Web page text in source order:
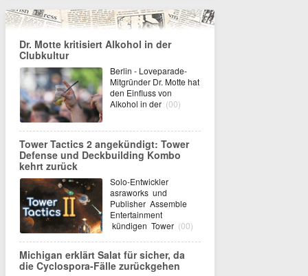
Dr. Motte kritisiert Alkohol in der
Clubkultur
Berlin - Loveparade-
Mitgründer Dr. Motte hat
den Einfluss von
Alkohol in der (00)
Tower Tactics 2 angekündigt: Tower
Defense und Deckbuilding Kombo
kehrt zurück
Solo-Entwickler
asraworks und
Publisher Assemble
Entertainment
kündigen Tower (00)
Michigan erklärt Salat für sicher, da
die Cyclospora-Fälle zurückgehen